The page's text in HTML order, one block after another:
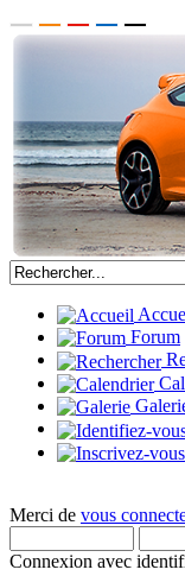
Forum
Merci de vous
Connexion avec